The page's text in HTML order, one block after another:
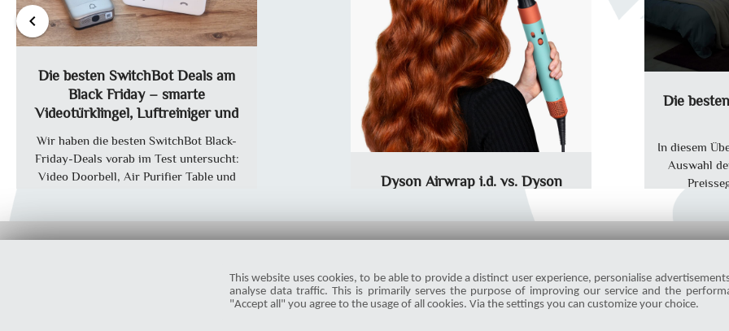
Die besten SwitchBot Deals am
Black Friday – smarte
Videotürklingel, Luftreiniger und
Wir haben die besten SwitchBot Black-
Friday-Deals vorab im Test untersucht:
Video Doorbell, Air Purifier Table und
Dyson Airwrap i.d. vs. Dyson
Airwrap: Unterschiede zum
Vorgängermodell
von dem Vorgängermodell unterscheidet.
Die
In diesem
Auswahl
chevron_left
This website uses cookies, to be able to provide a distinct user experience, personialise
analyse data traffic. This is primarily serves the purpose of improving our service and the
"Accept all" you agree to the usage of all cookies. Via the settings you can customize your choice.